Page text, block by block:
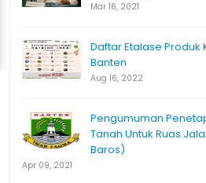
Mar 16, 2021
Daftar Etalase Produk
Banten
Aug 16, 2022
Pengumuman
Tanah Untuk Ruas
Baros)
Apr 09, 2021